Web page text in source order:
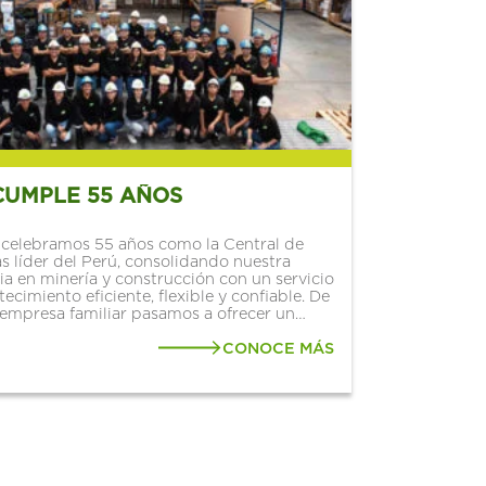
55 AÑOS
celebramos 55 años como la Central de
líder del Perú, consolidando nuestra
en minería y construcción con un servicio
eficiente, flexible y confiable. De
familiar pasamos a ofrecer un
requerimientos diarios con un...CONOCE MÁS